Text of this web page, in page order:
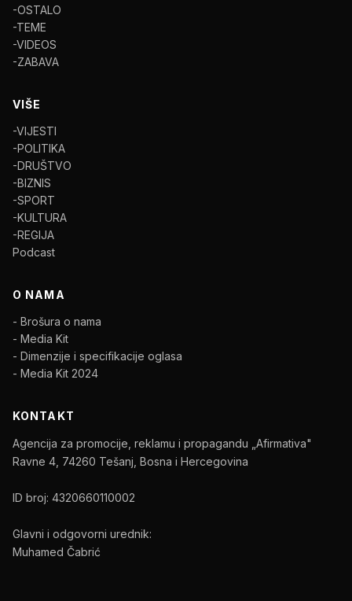
-OSTALO
-TEME
-VIDEOS
-ZABAVA
VIŠE
-VIJESTI
-POLITIKA
-DRUŠTVO
-BIZNIS
-SPORT
-KULTURA
-REGIJA
Podcast
O NAMA
- Brošura o nama
- Media Kit
- Dimenzije i specifikacije oglasa
- Media Kit 2024
KONTAKT
Agencija za promocije, reklamu i propagandu „Afirmativa"
Ravne 4, 74260 Tešanj, Bosna i Hercegovina
ID broj: 4320660110002
Glavni i odgovorni urednik:
Muhamed Čabrić